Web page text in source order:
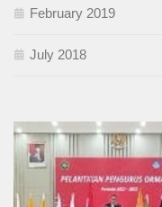
February 2019
July 2018